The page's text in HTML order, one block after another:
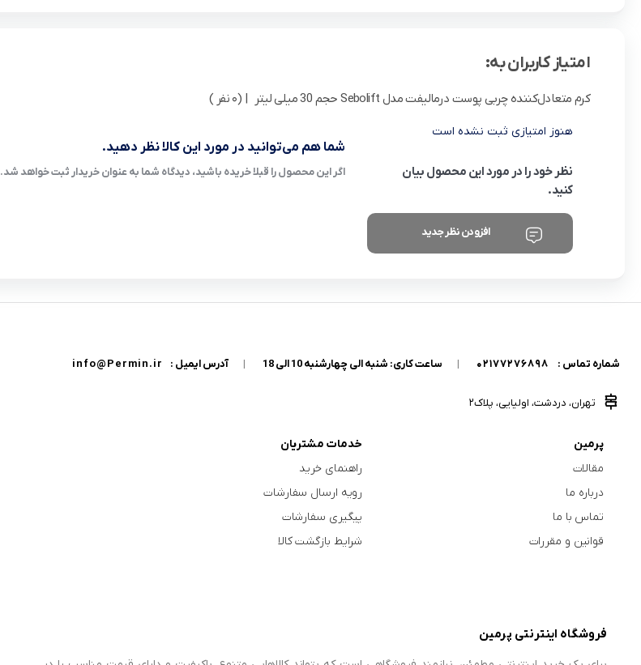
امتیاز کاربران به:
کرم متعادل‌کننده چربی پوست درمالیفت مدل Sebolift حجم 30 میلی لیتر | (0 نفر )
هنوز امتیازی ثبت نشده است
نظر خود را در مورد این محصول بیان
کنید.
افزودن نظر جدید
شما هم می‌توانید در مورد این کالا نظر دهید.
اگر این محصول را قبلا خریده باشید، دیدگاه شما به عنوان خریدار ثبت خواهد شد.
شماره تماس : 02177276898
| ساعت کاری: شنبه الی چهارشنبه 10 الی 18 | آدرس ایمیل : info@Permin.ir
تهران، دردشت، اولیایی، پلاک2
پرمین
مقالات
درباره ما
تماس با ما
قوانین و مقررات
خدمات مشتریان
راهنمای خرید
رویه ارسال سفارشات
پیگیری سفارشات
شرایط بازگشت کالا
فروشگاه اینترنتی پرمین